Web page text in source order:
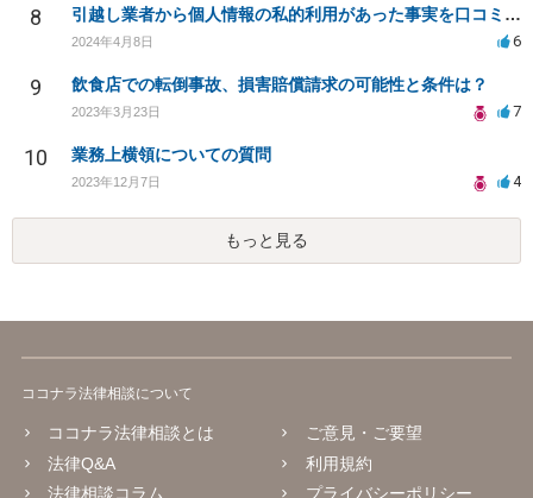
8 引越し業者から個人情報の私的利用があった事実を口コミに投稿するのは名誉毀損に該当しますか？
2024年4月8日 6
9 飲食店での転倒事故、損害賠償請求の可能性と条件は？
2023年3月23日 7
10 業務上横領についての質問
2023年12月7日 4
もっと見る
ココナラ法律相談について
ココナラ法律相談とは
法律Q&A
法律相談コラム
ご意見・ご要望
利用規約
プライバシーポリシー